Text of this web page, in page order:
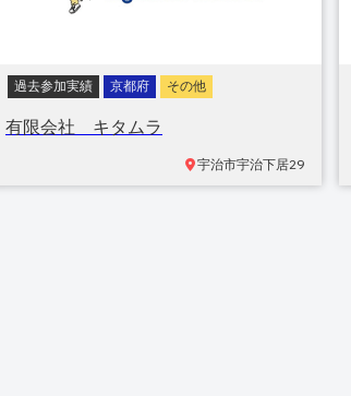
過去参加実績 京都府 その他
有限会社 キタムラ
宇治市宇治下居29